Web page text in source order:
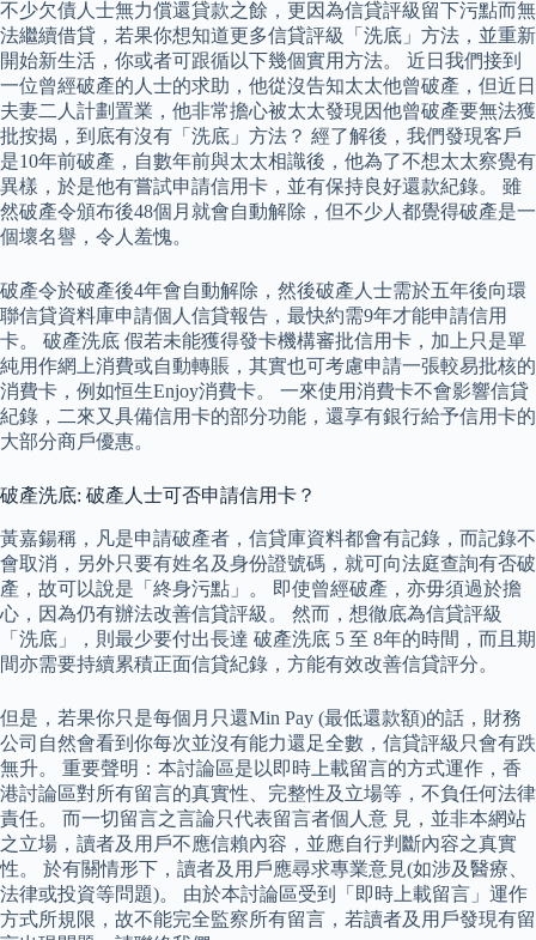
不少欠債人士無力償還貸款之餘，更因為信貸評級留下污點而無
法繼續借貸，若果你想知道更多信貸評級「洗底」方法，並重新
開始新生活，你或者可跟循以下幾個實用方法。 近日我們接到
一位曾經破產的人士的求助，他從沒告知太太他曾破產，但近日
夫妻二人計劃置業，他非常擔心被太太發現因他曾破產要無法獲
批按揭，到底有沒有「洗底」方法？ 經了解後，我們發現客戶
是10年前破產，自數年前與太太相識後，他為了不想太太察覺有
異樣，於是他有嘗試申請信用卡，並有保持良好還款紀錄。 雖
然破產令頒布後48個月就會自動解除，但不少人都覺得破產是一
個壞名譽，令人羞愧。
破產令於破產後4年會自動解除，然後破產人士需於五年後向環
聯信貸資料庫申請個人信貸報告，最快約需9年才能申請信用
卡。 破產洗底 假若未能獲得發卡機構審批信用卡，加上只是單
純用作網上消費或自動轉賬，其實也可考慮申請一張較易批核的
消費卡，例如恒生Enjoy消費卡。 一來使用消費卡不會影響信貸
紀錄，二來又具備信用卡的部分功能，還享有銀行給予信用卡的
大部分商戶優惠。
破產洗底: 破產人士可否申請信用卡？
黃嘉鍚稱，凡是申請破產者，信貸庫資料都會有記錄，而記錄不
會取消，另外只要有姓名及身份證號碼，就可向法庭查詢有否破
產，故可以說是「終身污點」。 即使曾經破產，亦毋須過於擔
心，因為仍有辦法改善信貸評級。 然而，想徹底為信貸評級
「洗底」，則最少要付出長達 破產洗底 5 至 8年的時間，而且期
間亦需要持續累積正面信貸紀錄，方能有效改善信貸評分。
但是，若果你只是每個月只還Min Pay (最低還款額)的話，財務
公司自然會看到你每次並沒有能力還足全數，信貸評級只會有跌
無升。 重要聲明：本討論區是以即時上載留言的方式運作，香
港討論區對所有留言的真實性、完整性及立場等，不負任何法律
責任。 而一切留言之言論只代表留言者個人意 見，並非本網站
之立場，讀者及用戶不應信賴內容，並應自行判斷內容之真實
性。 於有關情形下，讀者及用戶應尋求專業意見(如涉及醫療、
法律或投資等問題)。 由於本討論區受到「即時上載留言」運作
方式所規限，故不能完全監察所有留言，若讀者及用戶發現有留